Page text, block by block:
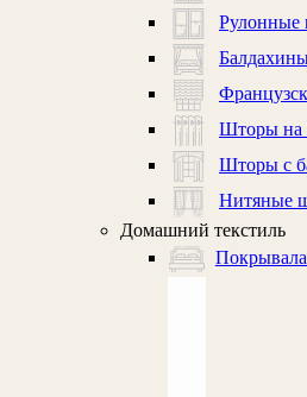
Рулонные
Шторы на
Шторы с
Нитяные
Домашний текстиль
Покрывала